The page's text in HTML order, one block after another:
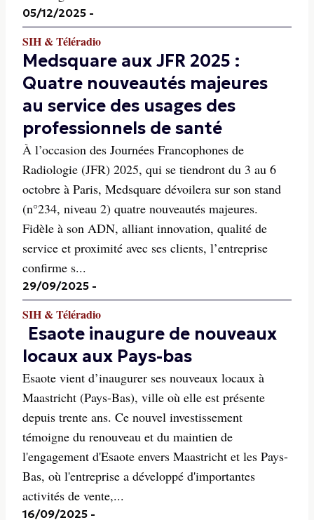
05/12/2025 -
SIH & Téléradio
Medsquare aux JFR 2025 :
Quatre nouveautés majeures
au service des usages des
professionnels de santé
À l’occasion des Journées Francophones de
Radiologie (JFR) 2025, qui se tiendront du 3 au 6
octobre à Paris, Medsquare dévoilera sur son stand
(n°234, niveau 2) quatre nouveautés majeures.
Fidèle à son ADN, alliant innovation, qualité de
service et proximité avec ses clients, l’entreprise
confirme s...
29/09/2025 -
SIH & Téléradio
Esaote inaugure de nouveaux
locaux aux Pays-bas
Esaote vient d’inaugurer ses nouveaux locaux à
Maastricht (Pays-Bas), ville où elle est présente
depuis trente ans. Ce nouvel investissement
témoigne du renouveau et du maintien de
l'engagement d'Esaote envers Maastricht et les Pays-
Bas, où l'entreprise a développé d'importantes
activités de vente,...
16/09/2025 -